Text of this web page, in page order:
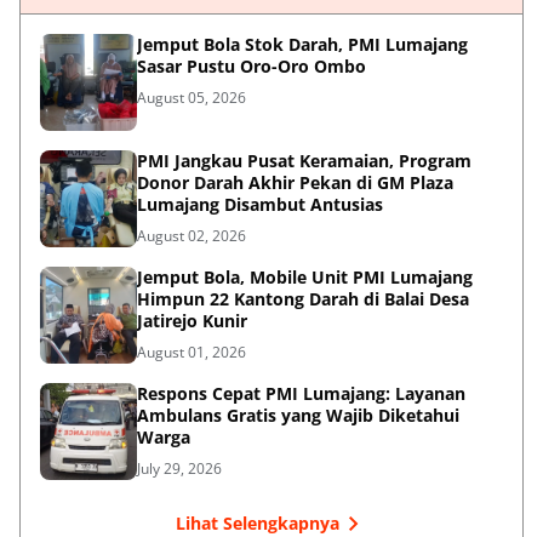
Jemput Bola Stok Darah, PMI Lumajang
Sasar Pustu Oro-Oro Ombo
August 05, 2026
PMI Jangkau Pusat Keramaian, Program
Donor Darah Akhir Pekan di GM Plaza
Lumajang Disambut Antusias
August 02, 2026
Jemput Bola, Mobile Unit PMI Lumajang
Himpun 22 Kantong Darah di Balai Desa
Jatirejo Kunir
August 01, 2026
Respons Cepat PMI Lumajang: Layanan
Ambulans Gratis yang Wajib Diketahui
Warga
July 29, 2026
Lihat Selengkapnya